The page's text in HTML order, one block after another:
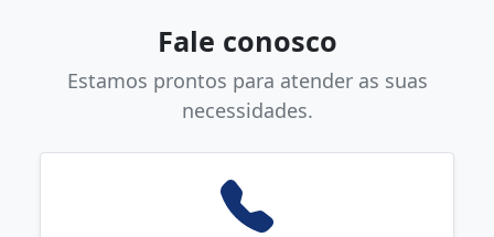
Fale conosco
Estamos prontos para atender as suas
necessidades.